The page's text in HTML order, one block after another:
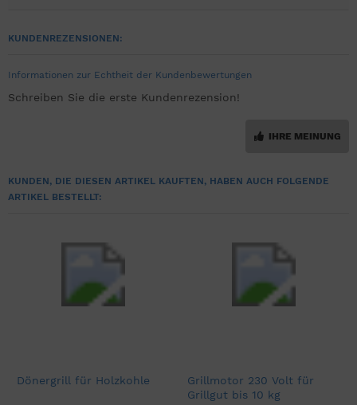
KUNDENREZENSIONEN:
Informationen zur Echtheit der Kundenbewertungen
Schreiben Sie die erste Kundenrezension!
IHRE MEINUNG
KUNDEN, DIE DIESEN ARTIKEL KAUFTEN, HABEN AUCH FOLGENDE
ARTIKEL BESTELLT:
Dönergrill für Holzkohle
Grillmotor 230 Volt für
Grillgut bis 10 kg